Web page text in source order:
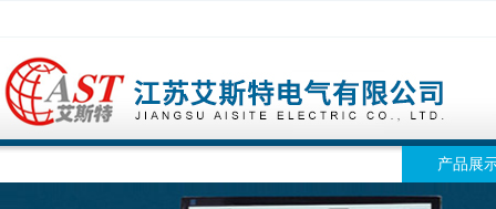
产品展